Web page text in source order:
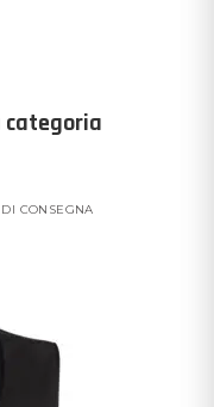
CONSEGNA